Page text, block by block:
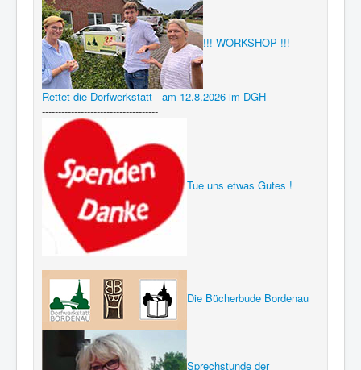
!!! WORKSHOP !!!
Rettet die Dorfwerkstatt - am 12.8.2026 im DGH
------------------------------------
Tue uns etwas Gutes !
------------------------------------
Die Bücherbude Bordenau
Sprechstunde der